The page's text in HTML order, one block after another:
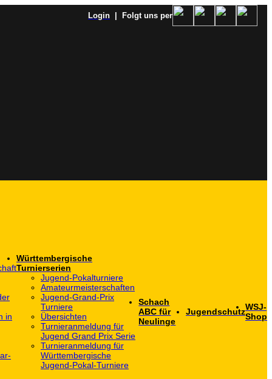
Login | Folgt uns per
in
Württembergische
Turnierserien
Jugend-Pokalturniere
Amateurmeisterschaften
Jugend-Grand-Prix
Turniere
Übersichten
Turnieranmeldung für
Jugend Grand Prix Serie
Turnieranmeldung für
Württembergische
Jugend-Pokal-Turniere
Schach
ABC für
Neulinge
JugendschutzWSJ-
Shop